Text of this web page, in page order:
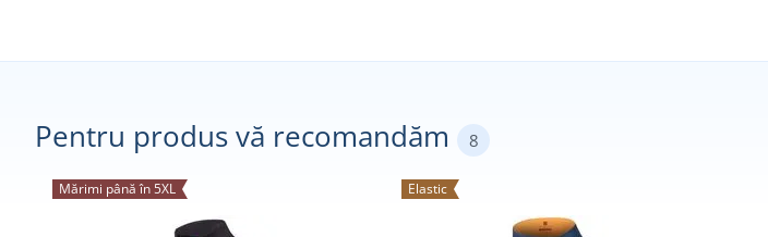
Pentru produs vă recomandăm 8
Mărimi până în 5XL Elastic